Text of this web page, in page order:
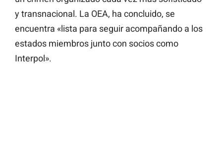
y transnacional. La OEA, ha concluido, se
encuentra «lista para seguir acompañando a los
estados miembros junto con socios como
Interpol».